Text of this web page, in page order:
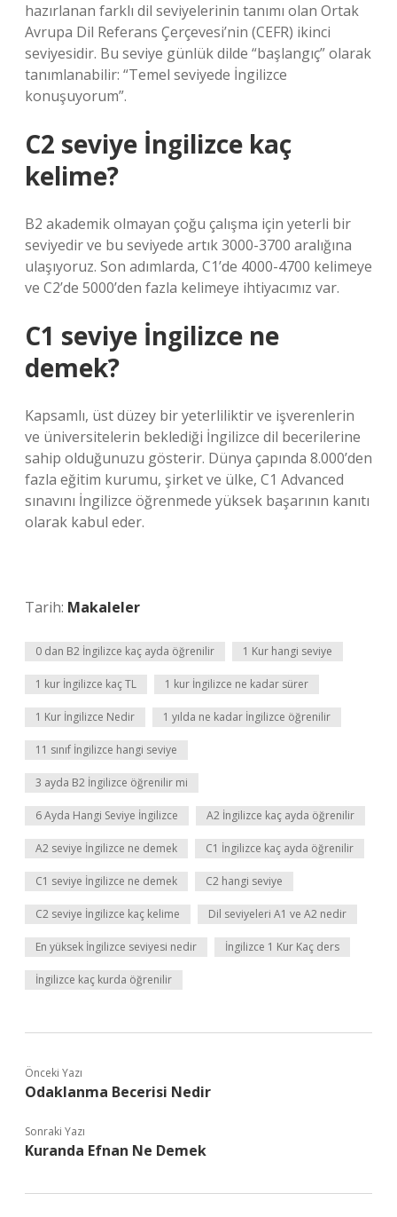
hazırlanan farklı dil seviyelerinin tanımı olan Ortak
Avrupa Dil Referans Çerçevesi’nin (CEFR) ikinci
seviyesidir. Bu seviye günlük dilde “başlangıç” olarak
tanımlanabilir: “Temel seviyede İngilizce
konuşuyorum”.
C2 seviye İngilizce kaç
kelime?
B2 akademik olmayan çoğu çalışma için yeterli bir
seviyedir ve bu seviyede artık 3000-3700 aralığına
ulaşıyoruz. Son adımlarda, C1’de 4000-4700 kelimeye
ve C2’de 5000’den fazla kelimeye ihtiyacımız var.
C1 seviye İngilizce ne
demek?
Kapsamlı, üst düzey bir yeterliliktir ve işverenlerin
ve üniversitelerin beklediği İngilizce dil becerilerine
sahip olduğunuzu gösterir. Dünya çapında 8.000’den
fazla eğitim kurumu, şirket ve ülke, C1 Advanced
sınavını İngilizce öğrenmede yüksek başarının kanıtı
olarak kabul eder.
Tarih: Makaleler
0 dan B2 İngilizce kaç ayda öğrenilir 1 Kur hangi seviye
1 kur İngilizce kaç TL 1 kur İngilizce ne kadar sürer
1 Kur İngilizce Nedir 1 yılda ne kadar İngilizce öğrenilir
11 sınıf İngilizce hangi seviye
3 ayda B2 İngilizce öğrenilir mi
6 Ayda Hangi Seviye İngilizce A2 İngilizce kaç ayda öğrenilir
A2 seviye İngilizce ne demek C1 İngilizce kaç ayda öğrenilir
C1 seviye İngilizce ne demek C2 hangi seviye
C2 seviye İngilizce kaç kelime Dil seviyeleri A1 ve A2 nedir
En yüksek İngilizce seviyesi nedir İngilizce 1 Kur Kaç ders
İngilizce kaç kurda öğrenilir
Önceki Yazı
Odaklanma Becerisi Nedir
Sonraki Yazı
Kuranda Efnan Ne Demek